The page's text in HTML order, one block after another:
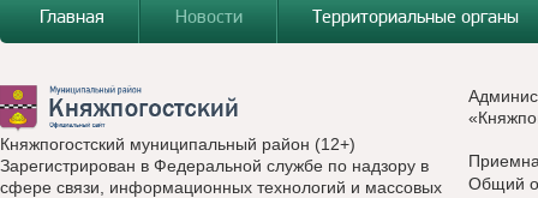
Главная
Новости Территориальные органы
Княжпогостский муниципальный район (12+)
Зарегистрирован в Федеральной службе по надзору в
сфере связи, информационных технологий и массовых
Общий